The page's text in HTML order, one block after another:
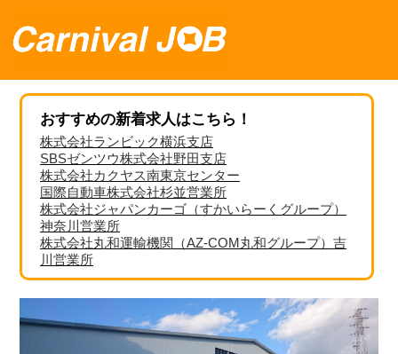
おすすめの新着求人はこちら！
株式会社ランビック横浜支店
SBSゼンツウ株式会社野田支店
株式会社カクヤス南東京センター
国際自動車株式会社杉並営業所
株式会社ジャパンカーゴ（すかいらーくグループ）
神奈川営業所
株式会社丸和運輸機関（AZ-COM丸和グループ）吉
川営業所